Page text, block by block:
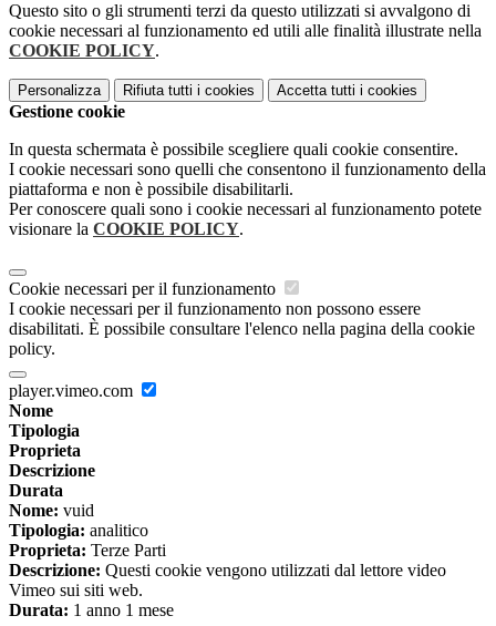
Questo sito o gli strumenti terzi da questo utilizzati si avvalgono di
cookie necessari al funzionamento ed utili alle finalità illustrate nella
COOKIE POLICY.
Personalizza Rifiuta tutti i cookies Accetta tutti i cookies
Gestione cookie
In questa schermata è possibile scegliere quali cookie consentire.
I cookie necessari sono quelli che consentono il funzionamento della
piattaforma e non è possibile disabilitarli.
Per conoscere quali sono i cookie necessari al funzionamento potete
visionare la COOKIE POLICY.
Cookie necessari per il funzionamento
I cookie necessari per il funzionamento non possono essere
disabilitati. È possibile consultare l'elenco nella pagina della cookie
policy.
player.vimeo.com
Nome
Tipologia
Proprieta
Descrizione
Durata
Nome: vuid
Tipologia: analitico
Proprieta: Terze Parti
Descrizione: Questi cookie vengono utilizzati dal lettore video
Vimeo sui siti web.
Durata: 1 anno 1 mese